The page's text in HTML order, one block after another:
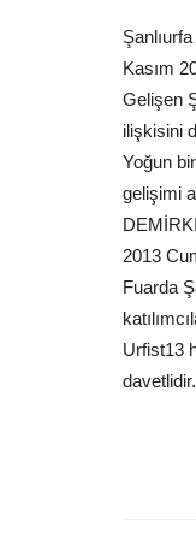
Kasım
Gelişen
ilişkisini
Yoğun
gelişimi
2013
Fuarda
davetlidir.